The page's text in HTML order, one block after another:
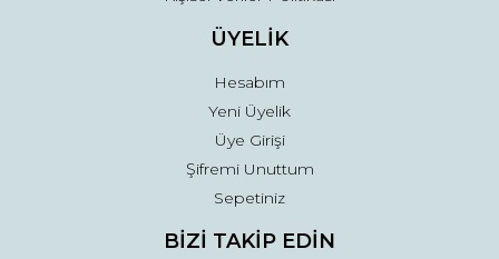
ÜYELİK
Hesabım
Yeni Üyelik
Üye Girişi
Şifremi Unuttum
Sepetiniz
BİZİ TAKİP EDİN